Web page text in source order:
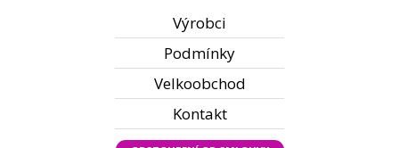
Výrobci
Podmínky
Velkoobchod
Kontakt